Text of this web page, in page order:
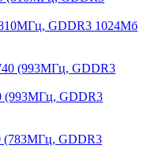
GDDR3 1024Мб
(993МГц, GDDR3